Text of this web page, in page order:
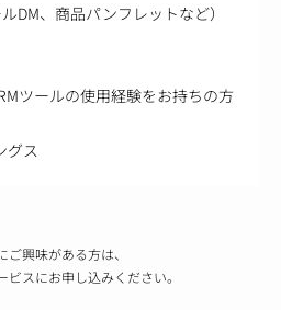
DM、商品パンフレットなど）
ツールの使用経験をお持ちの方
グス
ご興味がある方は、
ビスにお申し込みください。